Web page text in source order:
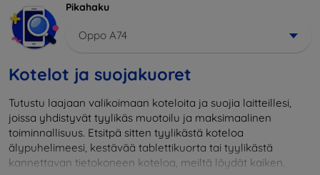
Pikahaku
Oppo A74
Kotelot ja suojakuoret
Tutustu laajaan valikoimaan koteloita ja suojia laitteillesi,
joissa yhdistyvät tyylikäs muotoilu ja maksimaalinen
toiminnallisuus. Etsitpä sitten tyylikästä koteloa
älypuhelimeesi, kestävää tablettikuorta tai tyylikästä
kannettavan tietokoneen koteloa, meiltä löydät kaiken.